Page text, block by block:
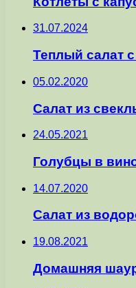
31.07.2024
Теплый салат
05.02.2020
Салат из
24.05.2021
Голубцы в
14.07.2020
Салат из
19.08.2021
Домашняя